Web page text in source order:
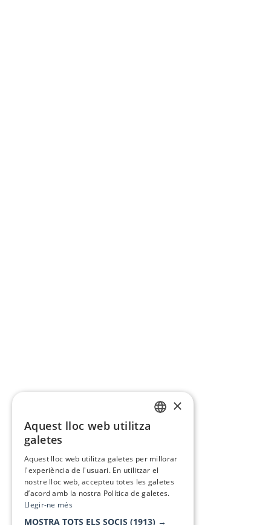
×
Aquest lloc web utilitza
galetes
Aquest lloc web utilitza galetes per millorar
l'experiència de l'usuari. En utilitzar el
nostre lloc web, accepteu totes les galetes
d’acord amb la nostra Política de galetes.
Llegir-ne més
MOSTRA TOTS ELS SOCIS (1913) →